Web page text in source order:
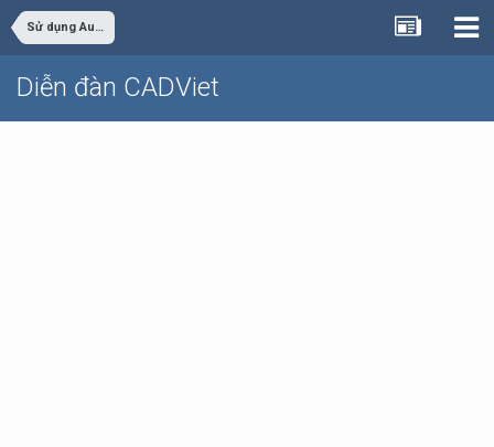
Sử dụng AutoCAD
Diễn đàn CADViet